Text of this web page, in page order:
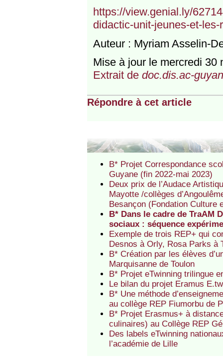
https://view.genial.ly/
didactic-unit-jeunes-et-
Auteur : Myriam Asselin-
Mise à jour le mercredi 30
Extrait de doc.dis.ac-
Répondre à cet article
B* Projet Correspondance
Guyane (fin 2022-mai 2023)
Deux prix de l’Audace
Mayotte /collèges
Besançon (Fondation Culture
B* Dans le cadre de TraAM
sociaux : séquence
Exemple de trois REP+ qui
Desnos à Orly, Rosa Parks à
B* Création par les élèves
Marquisanne de Toulon
B* Projet eTwinning trilingue
Le bilan du projet Eramus
B* Une méthode
au collège REP Fiumorbu de
B* Projet Erasmus+ à
culinaires) au Collège REP
Des labels eTwinning
l’académie de Lille